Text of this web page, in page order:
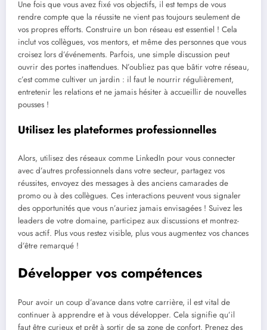
Une fois que vous avez fixé vos objectifs, il est temps de vous
rendre compte que la réussite ne vient pas toujours seulement de
vos propres efforts. Construire un bon réseau est essentiel ! Cela
inclut vos collègues, vos mentors, et même des personnes que vous
croisez lors d’événements. Parfois, une simple discussion peut
ouvrir des portes inattendues. N’oubliez pas que bâtir votre réseau,
c’est comme cultiver un jardin : il faut le nourrir régulièrement,
entretenir les relations et ne jamais hésiter à accueillir de nouvelles
pousses !
Utilisez les plateformes professionnelles
Alors, utilisez des réseaux comme LinkedIn pour vous connecter
avec d’autres professionnels dans votre secteur, partagez vos
réussites, envoyez des messages à des anciens camarades de
promo ou à des collègues. Ces interactions peuvent vous signaler
des opportunités que vous n’auriez jamais envisagées ! Suivez les
leaders de votre domaine, participez aux discussions et montrez-
vous actif. Plus vous restez visible, plus vous augmentez vos chances
d’être remarqué !
Développer vos compétences
Pour avoir un coup d’avance dans votre carrière, il est vital de
continuer à apprendre et à vous développer. Cela signifie qu’il
faut être curieux et prêt à sortir de sa zone de confort. Prenez des